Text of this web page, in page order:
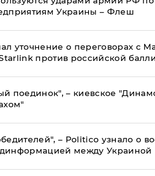
Украины – Флеш
уточнение о переговорах с
против российской
поединок", – киевское
– Politico узнало о
между